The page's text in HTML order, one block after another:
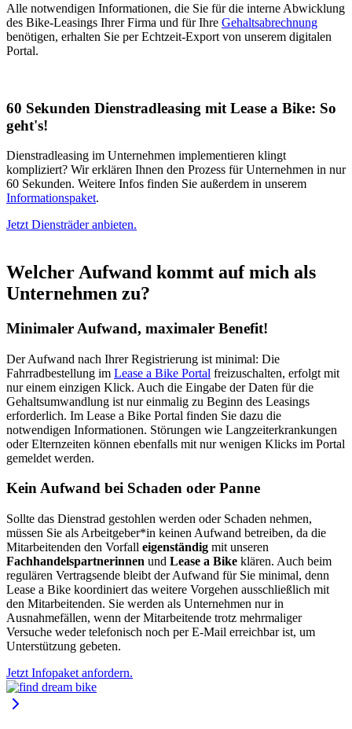
Alle notwendigen Informationen, die Sie für die interne Abwicklung
des Bike-Leasings Ihrer Firma und für Ihre Gehaltsabrechnung
benötigen, erhalten Sie per Echtzeit-Export von unserem digitalen
Portal.
60 Sekunden Dienstradleasing mit Lease a Bike: So
geht's!
Dienstradleasing im Unternehmen implementieren klingt
kompliziert? Wir erklären Ihnen den Prozess für Unternehmen in nur
60 Sekunden. Weitere Infos finden Sie außerdem in unserem
Informationspaket.
Jetzt Diensträder anbieten.
Welcher Aufwand kommt auf mich als
Unternehmen zu?
Minimaler Aufwand, maximaler Benefit!
Der Aufwand nach Ihrer Registrierung ist minimal: Die
Fahrradbestellung im Lease a Bike Portal freizuschalten, erfolgt mit
nur einem einzigen Klick. Auch die Eingabe der Daten für die
Gehaltsumwandlung ist nur einmalig zu Beginn des Leasings
erforderlich. Im Lease a Bike Portal finden Sie dazu die
notwendigen Informationen. Störungen wie Langzeiterkrankungen
oder Elternzeiten können ebenfalls mit nur wenigen Klicks im Portal
gemeldet werden.
Kein Aufwand bei Schaden oder Panne
Sollte das Dienstrad gestohlen werden oder Schaden nehmen,
müssen Sie als Arbeitgeber*in keinen Aufwand betreiben, da die
Mitarbeitenden den Vorfall eigenständig mit unseren
Fachhandelspartnerinnen und Lease a Bike klären. Auch beim
regulären Vertragsende bleibt der Aufwand für Sie minimal, denn
Lease a Bike koordiniert das weitere Vorgehen ausschließlich mit
den Mitarbeitenden. Sie werden als Unternehmen nur in
Ausnahmefällen, wenn der Mitarbeitende trotz mehrmaliger
Versuche weder telefonisch noch per E-Mail erreichbar ist, um
Unterstützung gebeten.
Jetzt Infopaket anfordern.